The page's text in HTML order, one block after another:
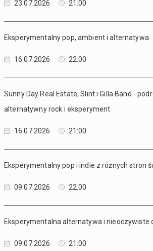
23.07.2026 21:00
Eksperymentalny pop, ambient i alternatywa
16.07.2026 22:00
Sunny Day Real Estate, Slint i Gilla Band -
alternatywny rock i eksperyment
16.07.2026 21:00
Eksperymentalny pop i indie z różnych stron
09.07.2026 22:00
Eksperymentalna alternatywa i nieoczywiste
09.07.2026 21:00